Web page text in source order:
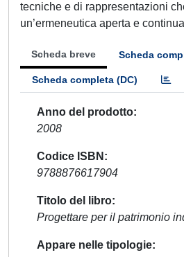
tecniche e di rappresentazioni
un’ermeneutica aperta e
Scheda breve Scheda
Scheda completa (DC)
Anno del prodotto
2008
Codice ISBN
9788876617904
Titolo del libro
Progettare per il patrimonio
Appare nelle tipologie